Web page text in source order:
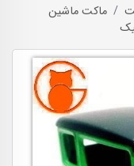
ماکت ماشین